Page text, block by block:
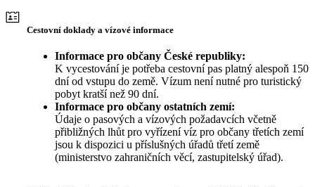
Cestovní doklady a vízové informace
Informace pro občany České republiky:
K vycestování je potřeba cestovní pas platný alespoň 150
dní od vstupu do země. Vízum není nutné pro turistický
pobyt kratší než 90 dní.
Informace pro občany ostatních zemí:
Údaje o pasových a vízových požadavcích včetně
přibližných lhůt pro vyřízení víz pro občany třetích zemí
jsou k dispozici u příslušných úřadů třetí země
(ministerstvo zahraničních věcí, zastupitelský úřad).